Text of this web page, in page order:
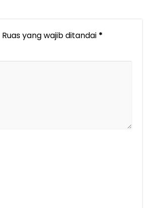
Ruas yang wajib ditandai *